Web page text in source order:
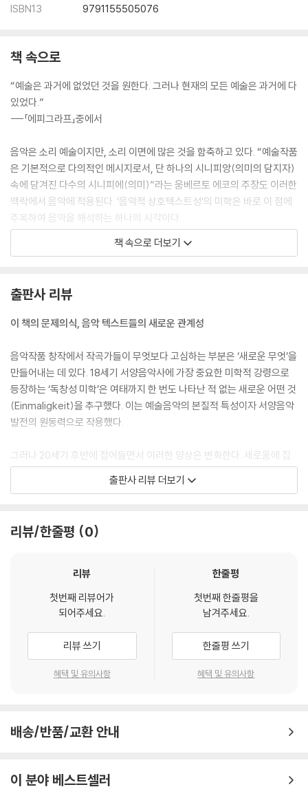
제9장 선구자 1
: 김성태의 『심포니 오케스트라를 위한 카프리치오』(1944)
에필로그
주·참고문헌·찾아보기
ISBN13
9791155505076
책 속으로
“예술은 과거에 없었던 것을 원한다. 그러나 현재의 모든 예술은 과거에 다
있었다.”
---「에피그라프」중에서
음악은 소리 예술이지만, 소리 이면에 많은 것을 함축하고 있다. “예술작품
은 기본적으로 다의적인 메시지로서, 단 하나의 시니피앙(의미의 담지자)
속에 담겨진 다수의 시니피에(의미)”라는 움베르토 에코의 주장도 이러한
맥락에서 음악에 적용된다. ‘음악적 상호텍스트성’의 미학은 바로 이 점에
주목하여 음악을 해석하는 하나의 시각이다.
이 책은 ‘인용’을 중심으로 음악적 상호텍스트성의 이론과 미학을 탐구하
‘절대음악’의 미학은 중요하다. 이를 통해 음악이 품은 고유한 세계가 순수
하게 부각될 수 있다. 그렇지만 상호텍스트성의 관점에서 음악을 들여다보
면, 음악이 담아낼 수 있는 세계는 무한히 넓어진다. ‘인용음악’의 매력과
저력이 바로 여기에 있다.
---「에필로그」중에서
책 속으로 더보기
출판사 리뷰
이 책의 문제의식, 음악 텍스트들의 새로운 관계성
음악작품 창작에서 작곡가들이 무엇보다 고심하는 부분은 ‘새로운 무엇’을
만들어내는 데 있다. 18세기 서양음악사에 가장 중요한 미학적 강령으로
등장하는 ‘독창성 미학’은 여태까지 한 번도 나타난 적 없는 새로운 어떤 것
(Einmaligkeit)을 추구했다. 이는 예술음악의 본질적 특성이자 서양음악
발전의 원동력으로 작용했다.
그러나 20세기 후반에 접어들면서 이러한 양상은 변화한다. 새로움에 집
중하던 오랜 전통에서 벗어나 기존하는 음악재료를 새로운 창작에 활용하
는 과감한 시도들이 빈번하게 나타난 것이다. 나아가 이런 분위기는 점차
성)에 대한 숙고를 자극하기 시작했다.
여기서 주목해야 하는 건 이러한 음악적 인용이 단순히 기법 차원에 머무
자면 “음악가들이 어떤 작품으로부터 무엇인가를 빌려온다면, 그는 단순
히 선율만 빌리는 것이 아니라 그 작품의 문화적 연상(함축)작용까지도 함
께 가지고 오는 것”(멧처D. Metzer)이기 때문이다. 인용과 상호텍스트성
의 개념에 더해 문화(적 상징)라는 키워드가 이 책의 중심 주제가 되는 이
유가 여기에 있다.
이 책은 먼저 ‘인용음악’과 ‘상호텍스트성 미학’에 대한 이론적 논의의 토대
출판사 리뷰 더보기
리뷰/한줄평 0
리뷰
첫번째 리뷰어가
되어주세요.
리뷰 쓰기
혜택 및 유의사항
한줄평
첫번째 한줄평을
남겨주세요.
한줄평 쓰기
혜택 및 유의사항
배송/반품/교환 안내
이 분야 베스트셀러